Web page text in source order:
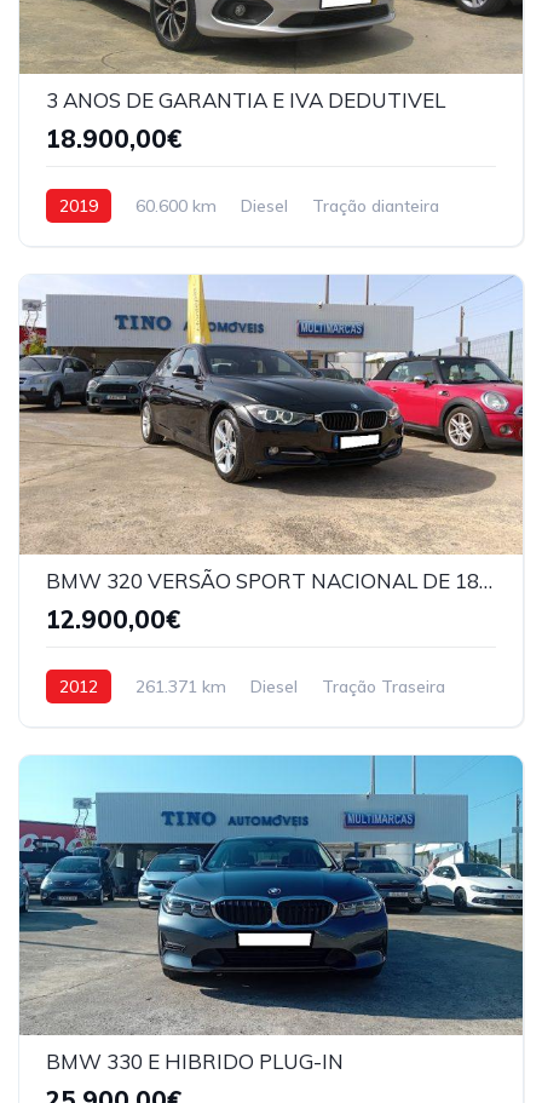
3 ANOS DE GARANTIA E IVA DEDUTIVEL
18.900,00€
2019 60.600 km Diesel Tração dianteira
BMW 320 VERSÃO SPORT NACIONAL DE 184 CV
12.900,00€
2012 261.371 km Diesel Tração Traseira
BMW 330 E HIBRIDO PLUG-IN